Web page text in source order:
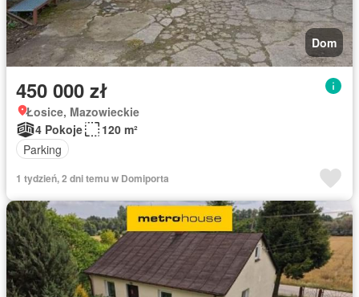
Dom
450 000 zł
Łosice, Mazowieckie
4 Pokoje
120 m²
Parking
1 tydzień, 2 dni temu w Domiporta